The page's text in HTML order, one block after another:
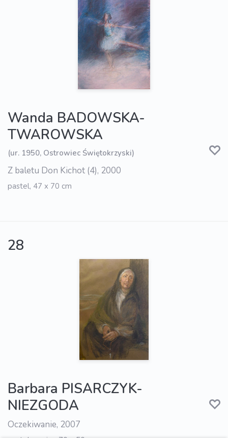
Wanda BADOWSKA-
TWAROWSKA
(ur. 1950, Ostrowiec Świętokrzyski)
Z baletu Don Kichot (4), 2000
pastel, 47 x 70 cm
28
Barbara PISARCZYK-
NIEZGODA
Oczekiwanie, 2007